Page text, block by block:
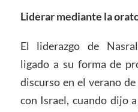
Liderar mediante la
El liderazgo de
ligado a su forma de
discurso en el verano
con Israel, cuando dijo